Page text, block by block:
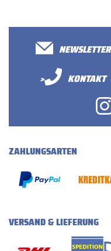
NEWSLETTER
>
KONTAKT
ZAHLUNGSARTEN
VERSAND & LIEFERUNG